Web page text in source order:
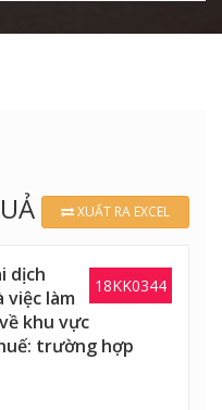
XUẤT RA EXCEL
18KK0344
dịch
việc làm
khu vực
trường hợp